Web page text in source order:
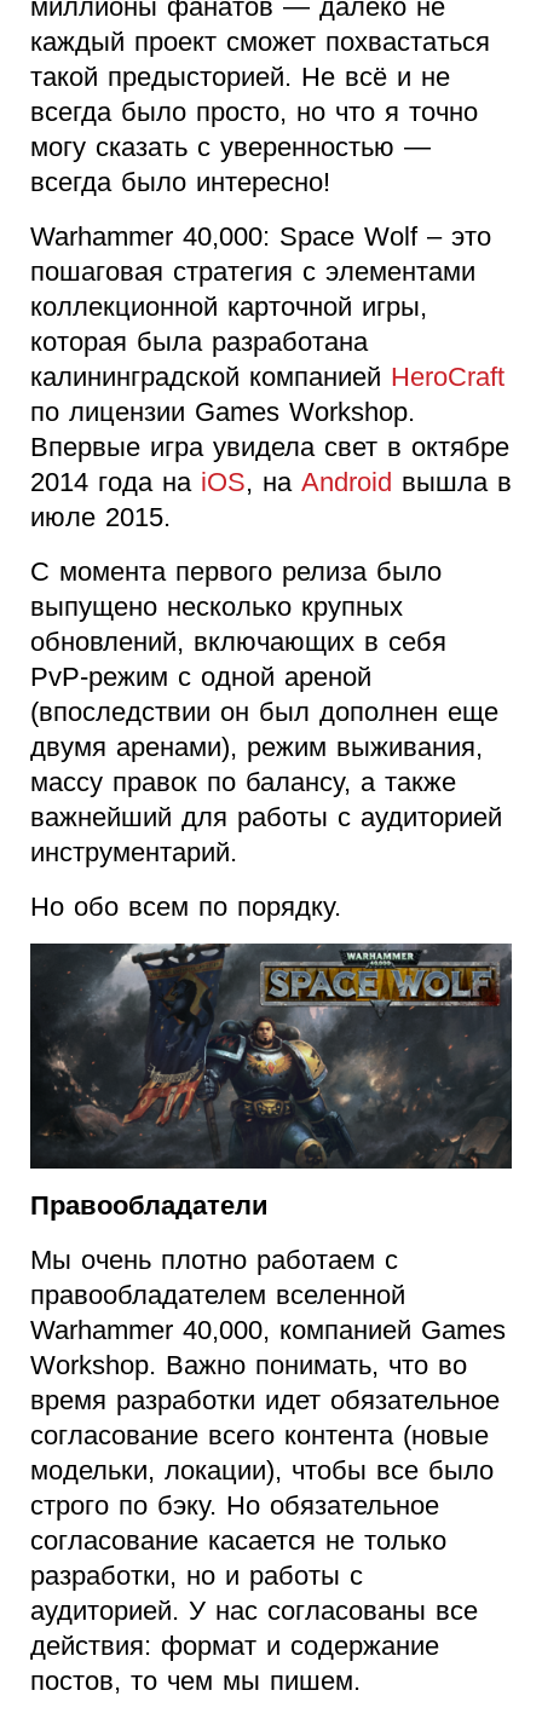
миллионы фанатов — далеко не
каждый проект сможет похвастаться
такой предысторией. Не всё и не
всегда было просто, но что я точно
могу сказать с уверенностью —
всегда было интересно!
Warhammer 40,000: Space Wolf – это
пошаговая стратегия с элементами
коллекционной карточной игры,
которая была разработана
калининградской компанией HeroCraft
по лицензии Games Workshop.
Впервые игра увидела свет в октябре
2014 года на iOS, на Android вышла в
июле 2015.
С момента первого релиза было
выпущено несколько крупных
обновлений, включающих в себя
PvP-режим с одной ареной
(впоследствии он был дополнен еще
двумя аренами), режим выживания,
массу правок по балансу, а также
важнейший для работы с аудиторией
инструментарий.
Но обо всем по порядку.
Правообладатели
Мы очень плотно работаем с
правообладателем вселенной
Warhammer 40,000, компанией Games
Workshop. Важно понимать, что во
время разработки идет обязательное
согласование всего контента (новые
модельки, локации), чтобы все было
строго по бэку. Но обязательное
согласование касается не только
разработки, но и работы с
аудиторией. У нас согласованы все
действия: формат и содержание
постов, то чем мы пишем.